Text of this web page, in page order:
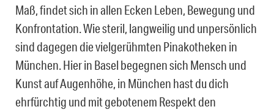
Maß, findet sich in allen Ecken Leben, Bewegung und
Konfrontation. Wie steril, langweilig und unpersönlich
sind dagegen die vielgerühmten Pinakotheken in
München. Hier in Basel begegnen sich Mensch und
Kunst auf Augenhöhe, in München hast du dich
ehrfürchtig und mit gebotenem Respekt den